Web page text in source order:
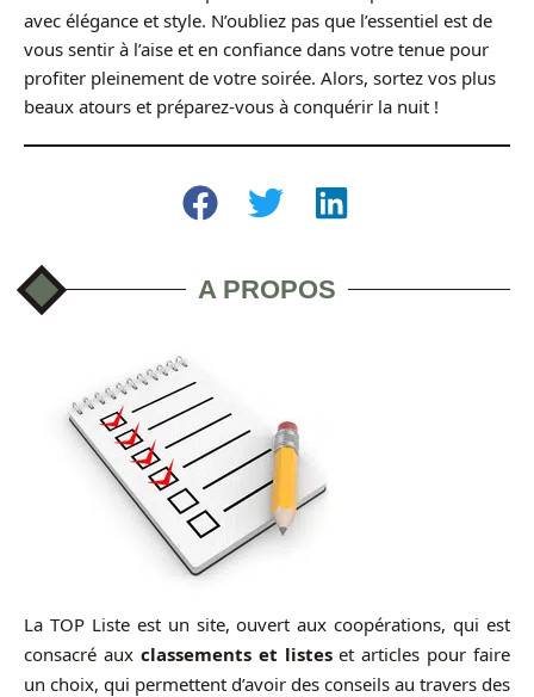
avec élégance et style. N’oubliez pas que l’essentiel est de
vous sentir à l’aise et en confiance dans votre tenue pour
profiter pleinement de votre soirée. Alors, sortez vos plus
beaux atours et préparez-vous à conquérir la nuit !
A PROPOS
La TOP Liste est un site, ouvert aux coopérations, qui est
consacré aux classements et listeset articles pour faire
un choix, qui permettent d’avoir des conseils au travers des